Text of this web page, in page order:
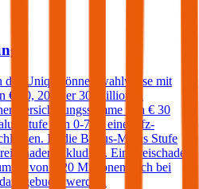
der Uniqa können wahlweise mit
€ 10, 20 oder 30 Millionen
Versicherungssumme von € 30
Stufe von 0-7 ist eine Kfz-
Ist die Bonus-Malus Stufe
inkludiert. Ein Freischaden
von € 20 Millionen auch bei
werden.